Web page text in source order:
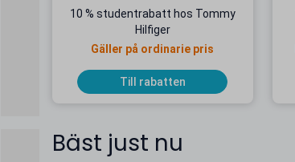
10 % studentrabatt hos Tommy
Hilfiger
Gäller på ordinarie pris
Till rabatten
Bäst just nu